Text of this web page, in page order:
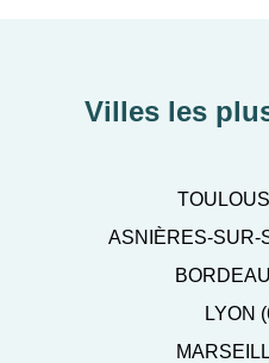
Villes les
ASNIÈRES-SUR-
LYON